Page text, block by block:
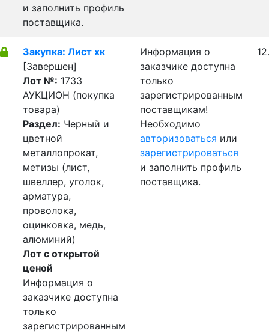
и заполнить профиль
поставщика.
Закупка: Лист хк
[Завершен]
Лот №: 1733
АУКЦИОН (покупка
товара)
Раздел: Черный и
цветной
металлопрокат,
метизы (лист,
швеллер, уголок,
арматура,
проволока,
оцинковка, медь,
алюминий)
Лот с открытой
ценой
Информация о
заказчике доступна
только
зарегистрированным
Информация о
заказчике доступна
только
зарегистрированным
поставщикам!
Необходимо
авторизоваться или
зарегистрироваться
и заполнить профиль
поставщика.